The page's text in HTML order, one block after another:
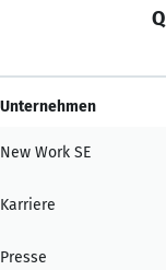
Q
Unternehmen
New Work SE
Karriere
Presse